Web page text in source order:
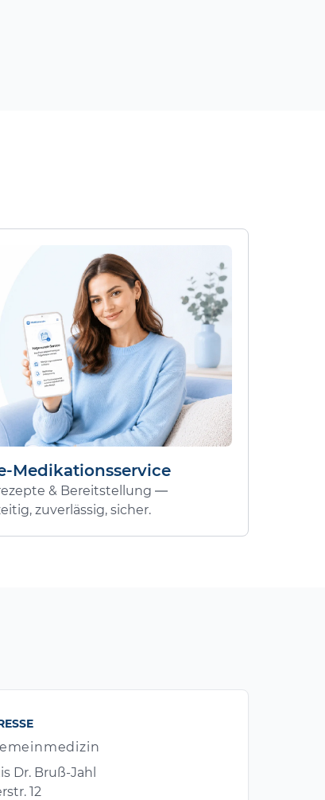
Medikationsservice
& Bereitstellung —
zuverlässig, sicher.
Dr. Bruß-Jahl
12